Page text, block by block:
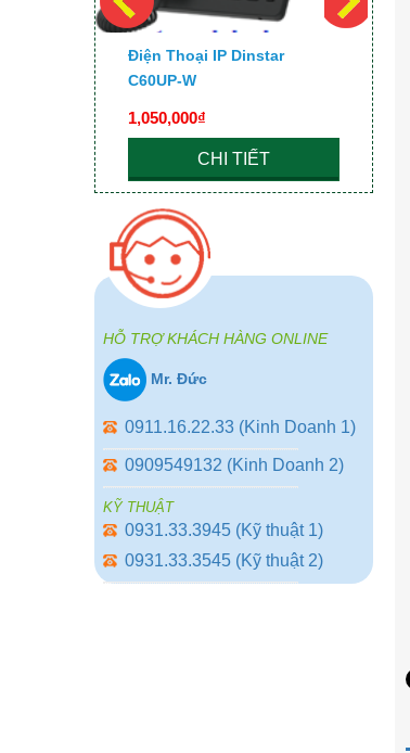
Điện Thoại IP Dinstar
C60UP-W
1,050,000₫
CHI TIẾT
HỖ TRỢ KHÁCH HÀNG ONLINE
Mr. Đức
0911.16.22.33 (Kinh Doanh 1)
0909549132 (Kinh Doanh 2)
KỸ THUẬT
0931.33.3945 (Kỹ thuật 1)
0931.33.3545 (Kỹ thuật 2)